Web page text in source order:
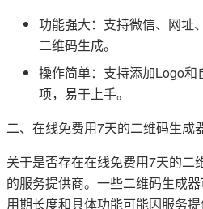
功能强大：支持微信、网址
二维码生成。
操作简单：支持添加Logo
项，易于上手。
二、在线免费用7天的二维码生成
关于是否存在在线免费用7天的二
的服务提供商。一些二维码生成
用期长度和具体功能可能因服务